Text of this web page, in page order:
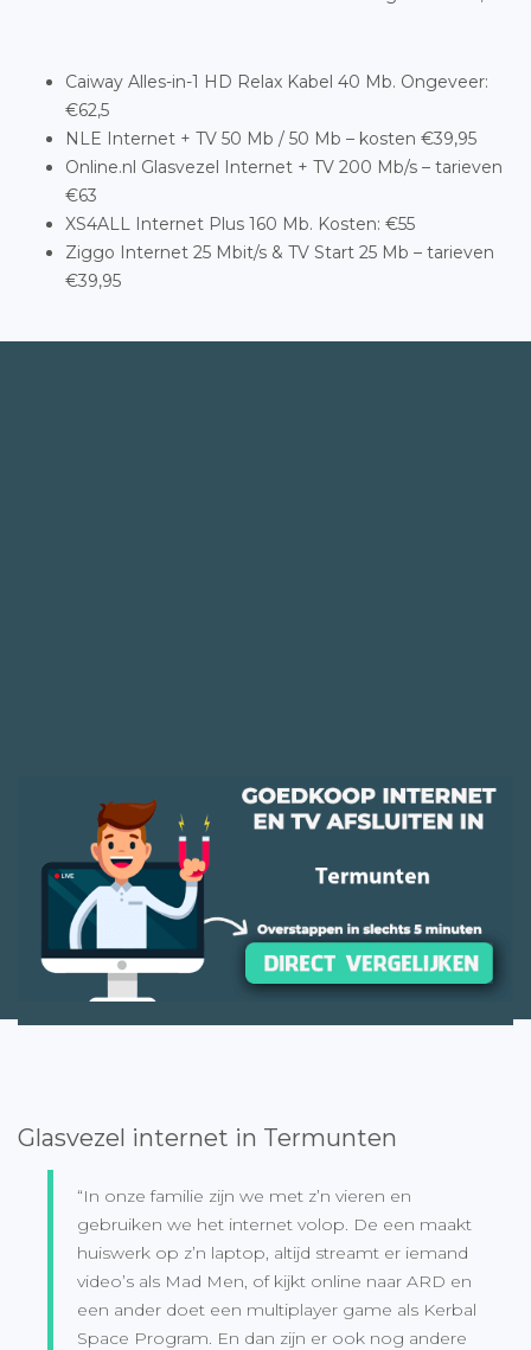
Caiway Alles-in-1 HD Relax Kabel 40 Mb. Ongeveer:
€62,5
NLE Internet + TV 50 Mb / 50 Mb – kosten €39,95
Online.nl Glasvezel Internet + TV 200 Mb/s – tarieven
€63
XS4ALL Internet Plus 160 Mb. Kosten: €55
Ziggo Internet 25 Mbit/s & TV Start 25 Mb – tarieven
€39,95
Glasvezel internet in Termunten
“In onze familie zijn we met z’n vieren en
gebruiken we het internet volop. De een maakt
huiswerk op z’n laptop, altijd streamt er iemand
video’s als Mad Men, of kijkt online naar ARD en
een ander doet een multiplayer game als Kerbal
Space Program. En dan zijn er ook nog andere